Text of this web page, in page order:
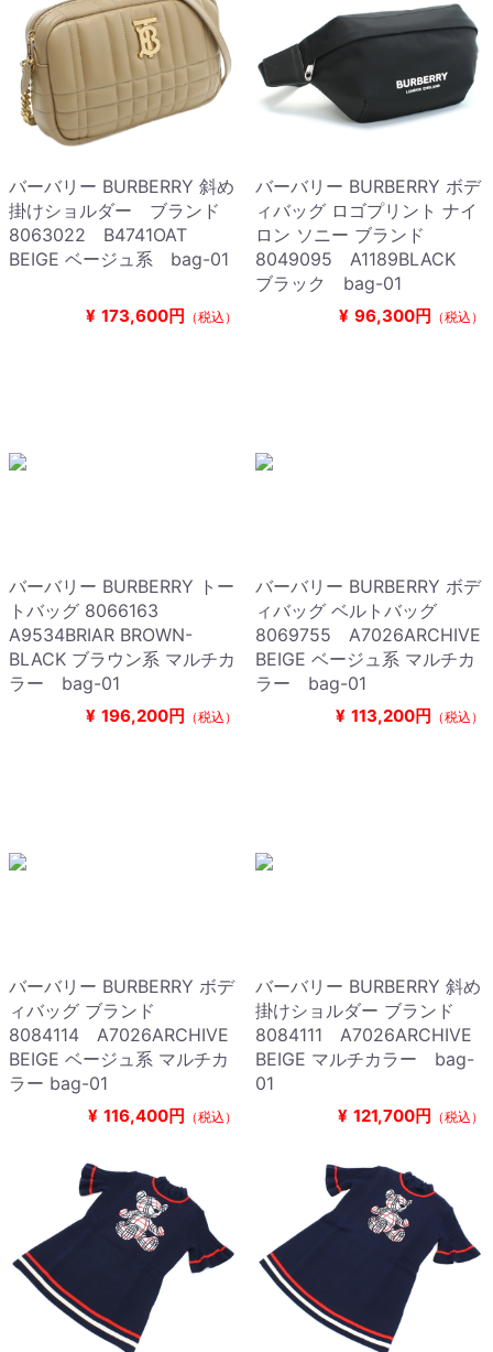
バーバリー BURBERRY 斜め
掛けショルダー ブランド
8063022 B4741OAT
BEIGE ベージュ系 bag-01
¥ 173,600円 （税込）
バーバリー BURBERRY ボデ
ィバッグ ロゴプリント ナイ
ロン ソニー ブランド
8049095 A1189BLACK
ブラック bag-01
¥ 96,300円 （税込）
バーバリー BURBERRY トー
トバッグ 8066163
A9534BRIAR BROWN-
BLACK ブラウン系 マルチカ
ラー bag-01
¥ 196,200円 （税込）
バーバリー BURBERRY ボデ
ィバッグ ベルトバッグ
8069755 A7026ARCHIVE
BEIGE ベージュ系 マルチカ
ラー bag-01
¥ 113,200円 （税込）
バーバリー BURBERRY ボデ
ィバッグ ブランド
8084114 A7026ARCHIVE
BEIGE ベージュ系 マルチカ
ラー bag-01
¥ 116,400円 （税込）
バーバリー BURBERRY 斜め
掛けショルダー ブランド
8084111 A7026ARCHIVE
BEIGE マルチカラー bag-
01
¥ 121,700円 （税込）